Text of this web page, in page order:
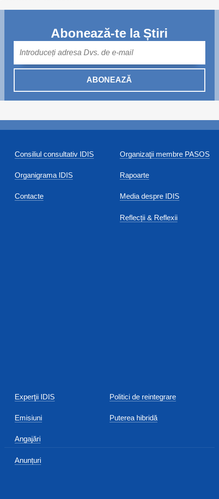
Abonează-te la Știri
ABONEAZĂ
Consiliul consultativ IDIS
Organigrama IDIS
Contacte
Organizaţii membre PASOS
Rapoarte
Media despre IDIS
Reflecții & Reflexii
Experţii IDIS
Emisiuni
Angajări
Anunțuri
Politici de reintegrare
Puterea hibridă